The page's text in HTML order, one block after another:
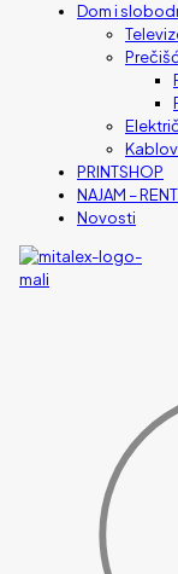
Dom i
PRINTSHOP
NAJAM –
Novosti